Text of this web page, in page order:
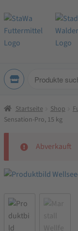
Zur
Navigation
springen
Zum
Inhalt
springen
Produkte
Startseite Shop
Sensation-Pro, 15 kg
Abverkauft